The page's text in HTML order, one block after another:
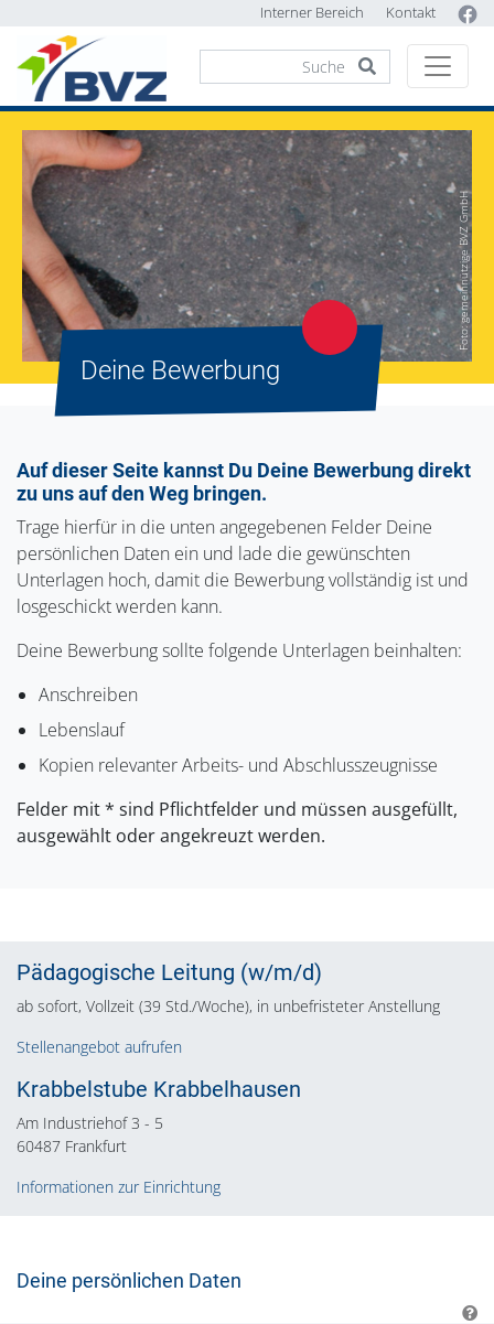
Interner Bereich Kontakt
Foto: gemeinnützige BVZ GmbH
Deine Bewerbung
Auf dieser Seite kannst Du Deine Bewerbung direkt
zu uns auf den Weg bringen.
Trage hierfür in die unten angegebenen Felder Deine
persönlichen Daten ein und lade die gewünschten
Unterlagen hoch, damit die Bewerbung vollständig ist und
losgeschickt werden kann.
Deine Bewerbung sollte folgende Unterlagen beinhalten:
Anschreiben
Lebenslauf
Kopien relevanter Arbeits- und Abschlusszeugnisse
Felder mit * sind Pflichtfelder und müssen ausgefüllt,
ausgewählt oder angekreuzt werden.
Pädagogische Leitung (w/m/d)
ab sofort, Vollzeit (39 Std./Woche), in unbefristeter Anstellung
Stellenangebot aufrufen
Krabbelstube Krabbelhausen
Am Industriehof 3 - 5
60487 Frankfurt
Informationen zur Einrichtung
Deine persönlichen Daten